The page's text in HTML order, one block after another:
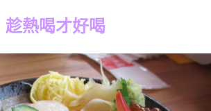
趁熱喝才好喝